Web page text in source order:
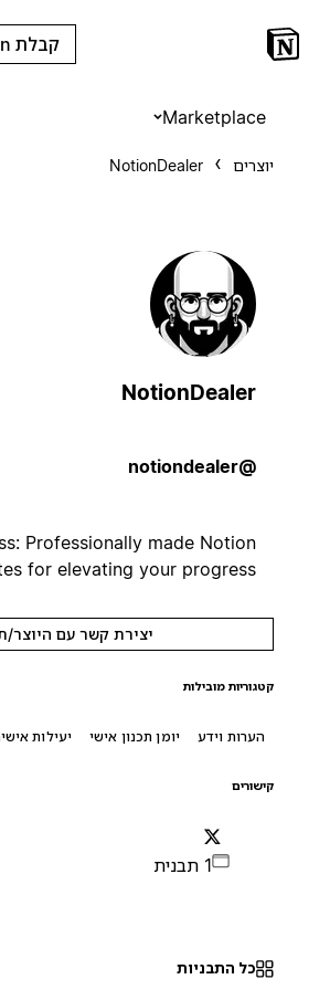
קבלת Notion בחינם
Marketplace
NotionDealer
NotionDealer
Professionally made Notion
for elevating your progress.
יצירת קשר עם היוצר/ת
קטגוריות מובילות
הערות וידע יומן תכנון אישי יעילות אישית
כל התבניות